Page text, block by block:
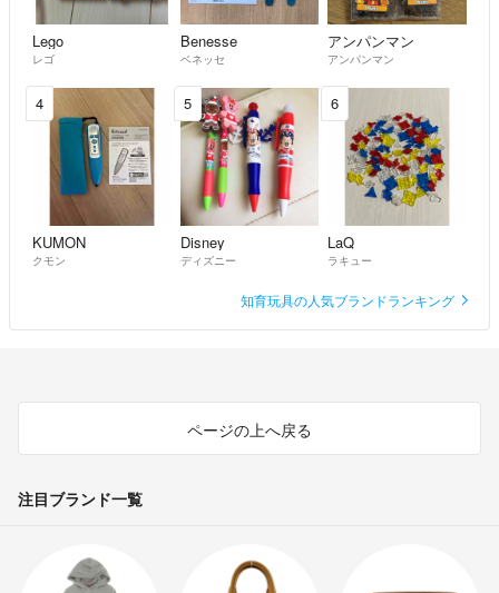
Lego
レゴ
Benesse
ベネッセ
アンパンマン
アンパンマン
4
KUMON
クモン
5
Disney
ディズニー
6
LaQ
ラキュー
知育玩具の人気ブランドランキング
ページの上へ戻る
注目ブランド一覧